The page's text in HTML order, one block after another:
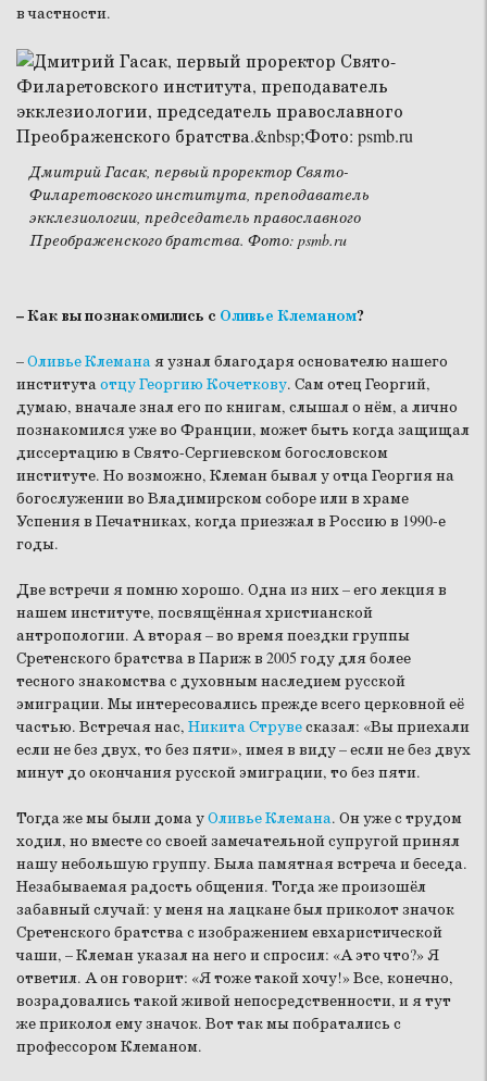
в частности.
Дмитрий Гасак, первый проректор Свято-
Филаретовского института, преподаватель
экклезиологии, председатель православного
Преображенского братства. Фото: psmb.ru
– Как вы познакомились с Оливье Клеманом?
–Оливье Клеманая узнал благодаря основателю нашего
институтаотцу Георгию Кочеткову. Сам отец Георгий,
думаю, вначале знал его по книгам, слышал о нём, а лично
познакомился уже во Франции, может быть когда защищал
диссертацию в Свято-Сергиевском богословском
институте. Но возможно, Клеман бывал у отца Георгия на
богослужении во Владимирском соборе или в храме
Успения в Печатниках, когда приезжал в Россию в 1990-е
годы.
Две встречи я помню хорошо. Одна из них – его лекция в
нашем институте, посвящённая христианской
антропологии. А вторая – во время поездки группы
Сретенского братства в Париж в 2005 году для более
тесного знакомства с духовным наследием русской
эмиграции. Мы интересовались прежде всего церковной её
частью. Встречая нас, Никита Струвесказал: «Вы приехали
если не без двух, то без пяти», имея в виду – если не без двух
минут до окончания русской эмиграции, то без пяти.
Тогда же мы были дома уОливье Клемана. Он уже с трудом
ходил, но вместе со своей замечательной супругой принял
нашу небольшую группу. Была памятная встреча и беседа.
Незабываемая радость общения. Тогда же произошёл
забавный случай: у меня на лацкане был приколот значок
Сретенского братства с изображением евхаристической
чаши, – Клеман указал на него и спросил: «А это что?» Я
ответил. А он говорит: «Я тоже такой хочу!» Все, конечно,
возрадовались такой живой непосредственности, и я тут
же приколол ему значок. Вот так мы побратались с
профессором Клеманом.